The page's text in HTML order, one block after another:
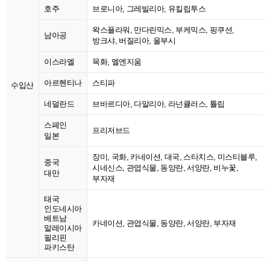
수입산
호주 브로니아, 그레빌리아, 유킬립투스
남아공
왁스플라워, 만다린믹스, 부케믹스, 핑쿠션,
방크샤, 버질리아, 울부시
이스라엘 목화, 엘엔지움
아르헨티나 스티파
네덜란드 브바르디아, 다알리아, 라넌큘러스, 튤립
스페인
일본
프리저브드
중국
대만
장미, 국화, 카네이션, 대국, 스타치스, 미스티블루,
시네신스, 관엽식물, 동양란, 서양란, 비누꽃,
부자재
태국
인도네시아
베트남
말레이시아
필리핀
파키스탄
카네이션, 관엽식물, 동양란, 서양란, 부자재